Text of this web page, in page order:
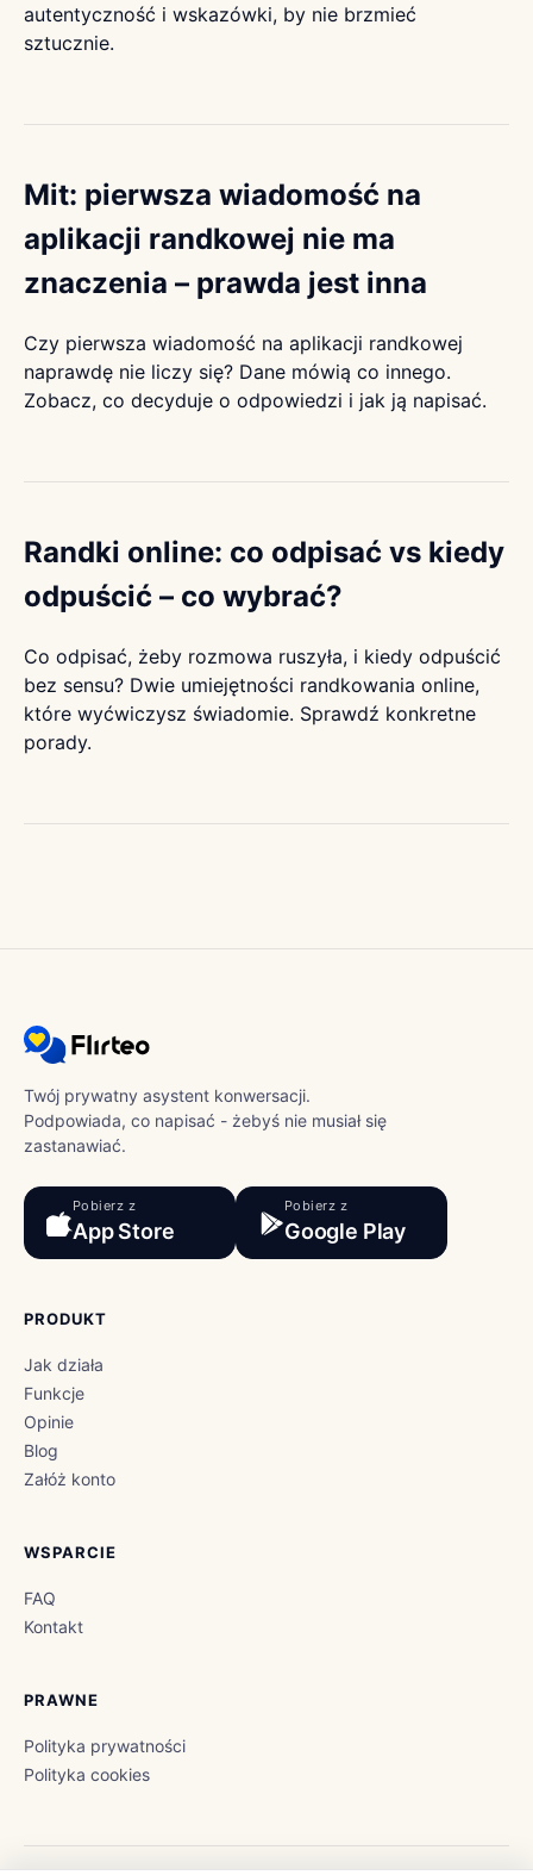
autentyczność i wskazówki, by nie brzmieć
sztucznie.
Mit: pierwsza wiadomość na
aplikacji randkowej nie ma
znaczenia – prawda jest inna
Czy pierwsza wiadomość na aplikacji randkowej
naprawdę nie liczy się? Dane mówią co innego.
Zobacz, co decyduje o odpowiedzi i jak ją napisać.
Randki online: co odpisać vs kiedy
odpuścić – co wybrać?
Co odpisać, żeby rozmowa ruszyła, i kiedy odpuścić
bez sensu? Dwie umiejętności randkowania online,
które wyćwiczysz świadomie. Sprawdź konkretne
porady.
Twój prywatny asystent konwersacji.
Podpowiada, co napisać - żebyś nie musiał się
zastanawiać.
Pobierz z
App Store
Pobierz z
Google Play
PRODUKT
Jak działa
Funkcje
Opinie
Blog
Załóż konto
WSPARCIE
FAQ
Kontakt
PRAWNE
Polityka prywatności
Polityka cookies